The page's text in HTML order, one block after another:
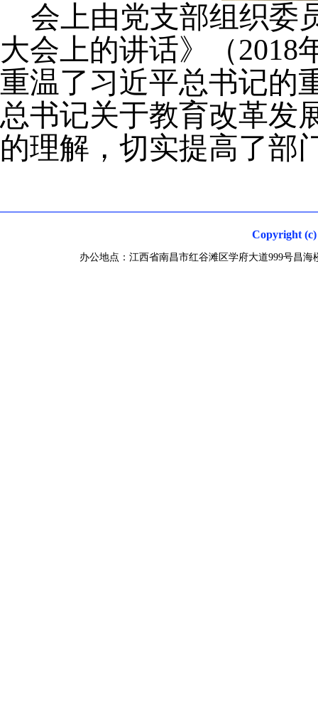
会上由党支部组织委
大会上的讲话》（2018
重温了习近平总书记的
总书记关于教育改革发
的理解，切实提高了部
Copyright
办公地点：江西省南昌市红谷滩区学府大道999号昌